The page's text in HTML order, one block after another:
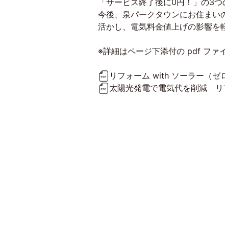
「サービス終了後に0円！」の3つ
今後、泉パークタウンにお住まい
活かし、電気料金値上げの影響を
※詳細はページ下添付の pdf ファ
リフォーム with ソーラー（ゼ
太陽光発電で電気代を削減